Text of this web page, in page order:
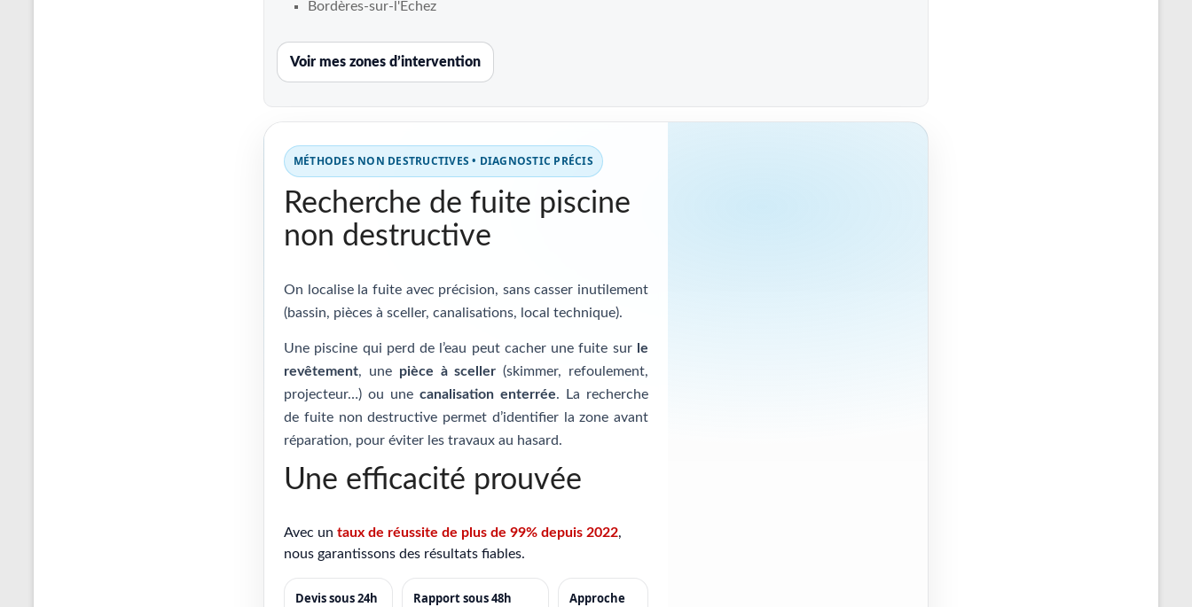
Bordères-sur-l'Échez
Voir mes zones d’intervention
MÉTHODES NON DESTRUCTIVES • DIAGNOSTIC PRÉCIS
Recherche de fuite piscine
non destructive
On localise la fuite avec précision, sans casser inutilement
(bassin, pièces à sceller, canalisations, local technique).
Une piscine qui perd de l’eau peut cacher une fuite sur le
revêtement, une pièce à sceller (skimmer, refoulement,
projecteur…) ou une canalisation enterrée. La recherche
de fuite non destructive permet d’identifier la zone avant
réparation, pour éviter les travaux au hasard.
Une efficacité prouvée
Avec un taux de réussite de plus de 99% depuis 2022,
nous garantissons des résultats fiables.
Devis sous 24h Rapport sous 48h
Approche